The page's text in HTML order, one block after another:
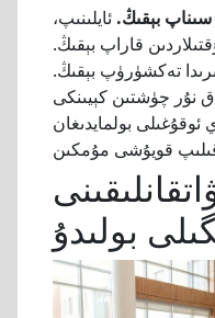
سىناپ بېقىڭ. ئايلىنىپ،
قاراپ بېقىڭ.
تەكشۈرۈپ بېقىڭ.
نۇر چۈشتىن كېيىنكى
ئوقۇغىلى بولمايدىغان
بولىدۇ